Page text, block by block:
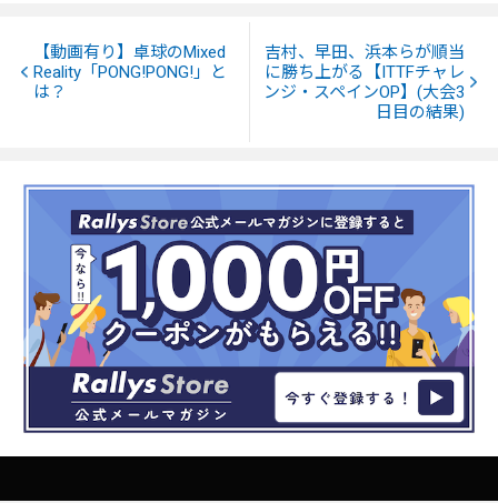
【動画有り】卓球のMixed
Reality「PONG!PONG!」と
は？
吉村、早田、浜本らが順当
に勝ち上がる【ITTFチャレ
ンジ・スペインOP】(大会3
日目の結果)